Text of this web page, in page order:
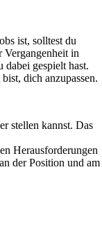
ist, solltest du
in
dabei gespielt hast.
dich anzupassen.
stellen kannst. Das
Herausforderungen
der Position und am